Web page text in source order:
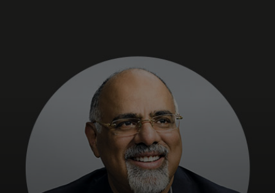
สำหรับธุรกิจ
เพื่อโลก
สำหรับผู้สร้างนวัตกรรม
ข่าวสารและแนวโน้ม